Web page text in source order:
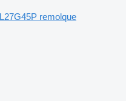
remolque